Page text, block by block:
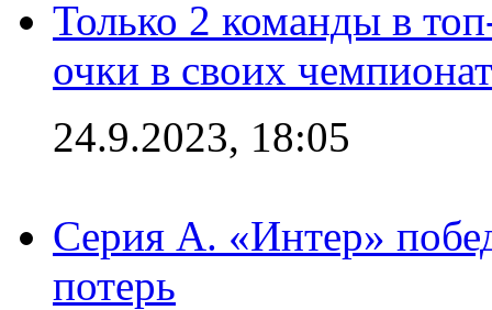
Только 2 команды в
очки в своих
24.9.2023, 18:05
Серия А. «Интер»
потерь